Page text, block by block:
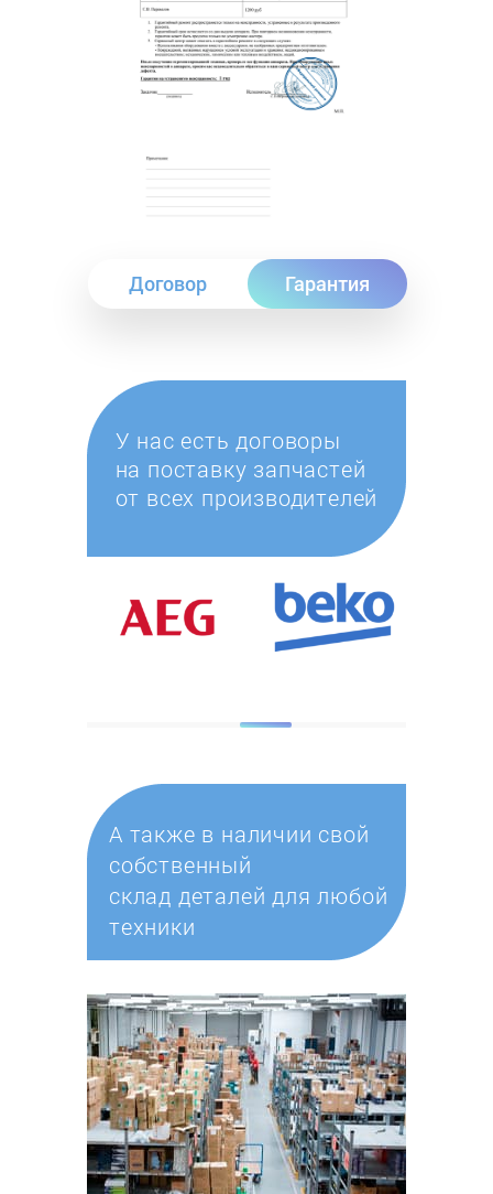
Договор Гарантия
У нас есть договоры
на поставку запчастей
от всех производителей
А также в наличии свой
собственный
склад деталей для любой
техники